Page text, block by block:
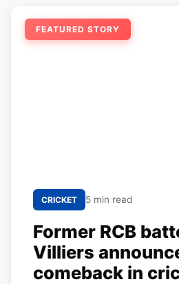
FEATURED STORY
CRICKET 5 min read
Former RCB
Villiers
comeback in